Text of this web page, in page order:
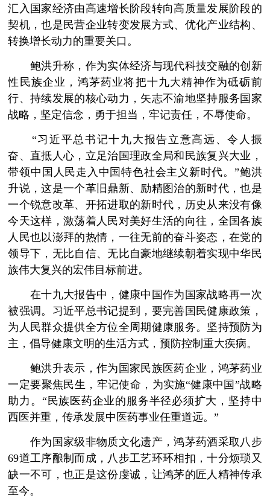
汇入国家经济由高速增长阶段转向高质量发展阶段的
契机，也是民营企业转变发展方式、优化产业结构、
转换增长动力的重要关口。
鲍洪升称，作为实体经济与现代科技交融的创新
性民族企业，鸿茅药业将把十九大精神作为砥砺前
行、持续发展的核心动力，矢志不渝地坚持服务国家
战略，坚定信念，勇于担当，牢记责任，不辱使命。
“习近平总书记十九大报告立意高远、令人振
奋、直抵人心，立足治国理政全局和民族复兴大业，
带领中国人民走入中国特色社会主义新时代。”鲍洪
升说，这是一个革旧鼎新、励精图治的新时代，也是
一个锐意改革、开拓进取的新时代，历史从来没有像
今天这样，激荡着人民对美好生活的向往，全国各族
人民也以澎拜的热情，一往无前的奋斗姿态，在党的
领导下，无比自信、无比自豪地继续朝着实现中华民
族伟大复兴的宏伟目标前进。
在十九大报告中，健康中国作为国家战略再一次
被强调。习近平总书记提到，要完善国民健康政策，
为人民群众提供全方位全周期健康服务。坚持预防为
主，倡导健康文明的生活方式，预防控制重大疾病。
鲍洪升表示，作为国家民族医药企业，鸿茅药业
一定要聚焦民生，牢记使命，为实施“健康中国”战略
助力。“民族医药企业的服务半径必须扩大，坚持中
西医并重，传承发展中医药事业任重道远。”
作为国家级非物质文化遗产，鸿茅药酒采取八步
69道工序酿制而成，八步工艺环环相扣，十分烦琐又
缺一不可，也正是这份虔诚，让鸿茅的匠人精神传承
至今。